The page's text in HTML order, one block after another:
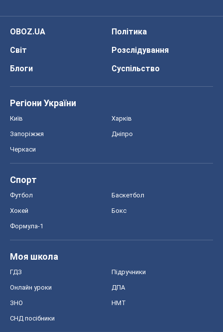
OBOZ.UA
Політика
Світ
Розслідування
Блоги
Суспільство
Регіони України
Київ Харків
Запоріжжя Дніпро
Черкаси
Спорт
Футбол Баскетбол
Хокей Бокс
Формула-1
Моя школа
ГДЗ Підручники
Онлайн уроки ДПА
ЗНО НМТ
СНД посібники